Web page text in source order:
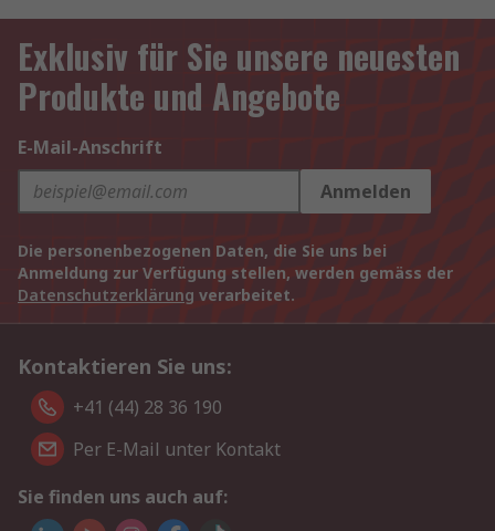
Exklusiv für Sie unsere neuesten
Produkte und Angebote
E-Mail-Anschrift
Anmelden
Die personenbezogenen Daten, die Sie uns bei
Anmeldung zur Verfügung stellen, werden gemäss der
Datenschutzerklärung verarbeitet.
Kontaktieren Sie uns:
+41 (44) 28 36 190
Per E-Mail unter Kontakt
Sie finden uns auch auf: